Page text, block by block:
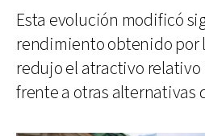
Esta evolución modificó
rendimiento obtenido por
redujo el atractivo relativo
frente a otras alternativas